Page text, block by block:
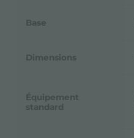
Base
Dimensions
Équipement
standard